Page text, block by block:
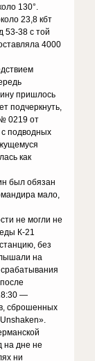
130°.
23,8 кбт
53-38 с той
4000
пришлось
подчеркнуть,
0219 от
подводных
как
был обязан
мало,
не могли не
К-21
без
на
—
сброшенных
на дне не
ни